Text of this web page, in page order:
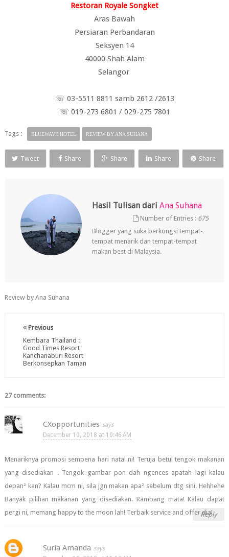
Restoran Royale Songket
Aras Bawah
Persiaran Perbandaran
Seksyen 14
40000 Shah Alam
Selangor
☏ 03-5511 8811 samb 2612 /2613
☏ 019-273 6801 / 029-275 7801
Tags : BLUEWAVE HOTEL REVIEW BY ANA SUHANA
Tweet Share Share Share Share
Hasil Tulisan dari Ana Suhana
Number of Entries : 675
Blogger yang suka berkongsi tempat-
tempat menarik dan tempat-tempat
makan best di Malaysia.
Review by Ana Suhana
Previous
Kembara Thailand :
Good Times Resort
Kanchanaburi Resort
Berkonsepkan Taman
27 comments:
CXopportunities
December 10, 2018 at 10:46 AM
Menariknya promosi sempena hari natal ni! Teruja betul tengok makanan
yang disediakan . Tengok gambar pon dah ngences apatah lagi kalau
depan² kan? Kalau mcm ni, sila jgn makan apa² sebelum dtg sini. Hehhehe
Banyak pilihan makanan yang disediakan. Rambang mata! Kalau dapat
pergi ni, memang happy to the moon lah! Terbaik service and offer dia!
Reply
Suria Amanda